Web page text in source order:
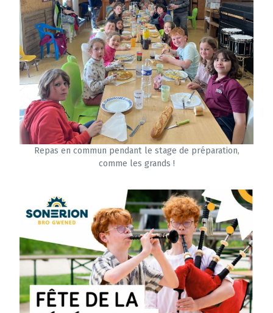
Repas en commun pendant le stage de préparation,
comme les grands !